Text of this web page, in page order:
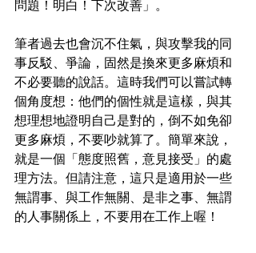
問題！明白！下次改善」。
筆者過去也會沉不住氣，與攻擊我的同
事反駁、爭論，固然是換來更多麻煩和
不必要聽的說話。這時我們可以嘗試轉
個角度想：他們的個性就是這樣，與其
想理想地證明自己是對的，倒不如免卻
更多麻煩，不要吵就算了。簡單來說，
就是一個「態度照舊，意見接受」的處
理方法。但請注意，這只是適用於一些
無謂事、與工作無關、是非之事、無謂
的人事關係上，不要用在工作上喔！